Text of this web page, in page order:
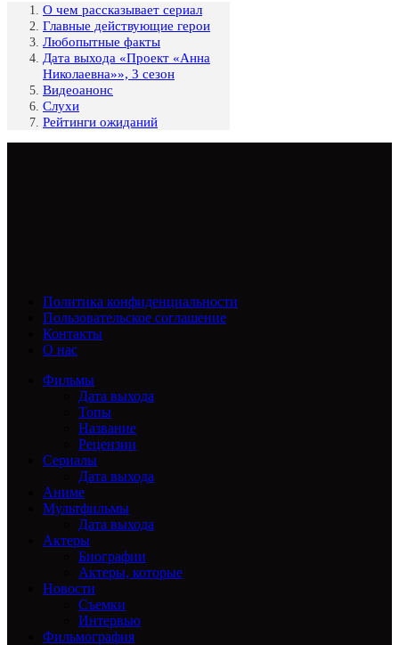
О чем рассказывает сериал
Главные действующие герои
Любопытные факты
Дата выхода «Проект «Анна
Николаевна»», 3 сезон
Видеоанонс
Слухи
Рейтинги ожиданий
Политика конфиденциальности
Пользовательское соглашение
Контакты
О нас
Фильмы
Дата выхода
Топы
Название
Рецензии
Сериалы
Дата выхода
Аниме
Мультфильмы
Дата выхода
Актеры
Биографии
Актеры, которые
Новости
Съемки
Интервью
Фильмография